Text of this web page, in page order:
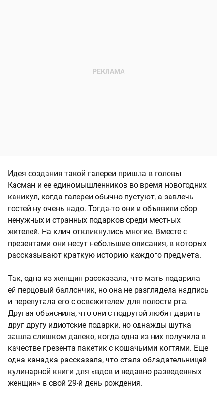
Идея создания такой галереи пришла в головы
Касман и ее единомышленников во время новогодних
каникул, когда галереи обычно пустуют, а завлечь
гостей ну очень надо. Тогда-то они и объявили сбор
ненужных и странных подарков среди местных
жителей. На клич откликнулись многие. Вместе с
презентами они несут небольшие описания, в которых
рассказывают краткую историю каждого предмета.
Так, одна из женщин рассказала, что мать подарила
ей перцовый баллончик, но она не разглядела надпись
и перепутала его с освежителем для полости рта.
Другая объяснила, что они с подругой любят дарить
друг другу идиотские подарки, но однажды шутка
зашла слишком далеко, когда одна из них получила в
качестве презента пакетик с кошачьими когтями. Еще
одна канадка рассказала, что стала обладательницей
кулинарной книги для «вдов и недавно разведенных
женщин» в свой 29-й день рождения.